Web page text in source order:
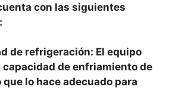
con las siguientes
de refrigeración: El equipo
capacidad de enfriamiento de
que lo hace adecuado para